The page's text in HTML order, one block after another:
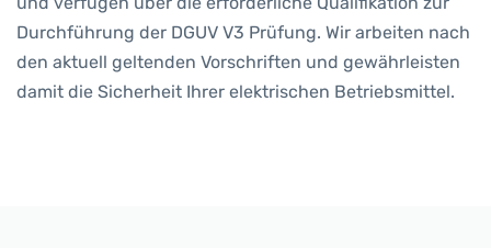
Durchführung der DGUV V3 Prüfung. Wir arbeiten nach
den aktuell geltenden Vorschriften und gewährleisten
damit die Sicherheit Ihrer elektrischen Betriebsmittel.